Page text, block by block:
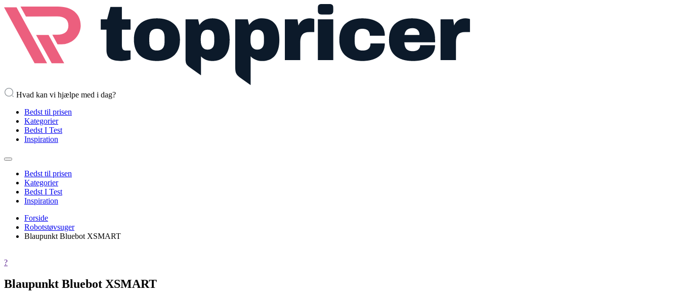
Hvad kan vi hjælpe med i dag?
Bedst til prisen
Kategorier
Bedst I Test
Inspiration
Bedst til prisen
Kategorier
Bedst I Test
Inspiration
Forside
Robotstøvsuger
Blaupunkt Bluebot XSMART
?
Blaupunkt Bluebot XSMART